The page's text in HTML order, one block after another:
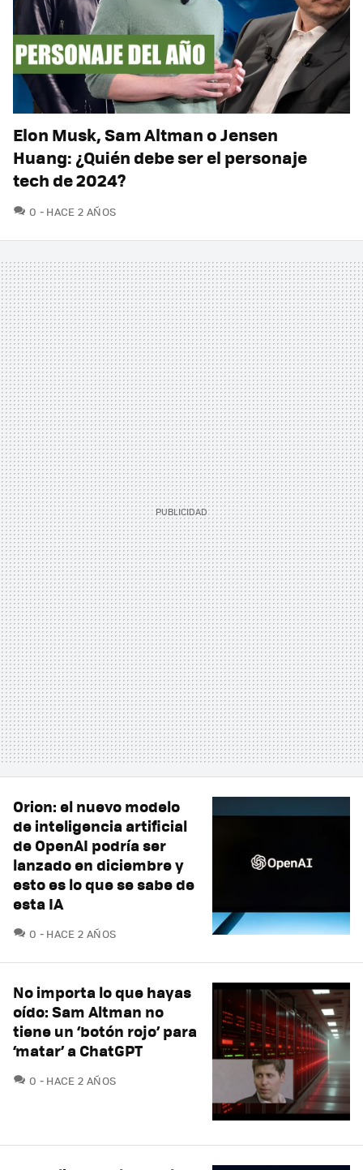
Elon Musk, Sam Altman o Jensen
Huang: ¿Quién debe ser el personaje
tech de 2024?
0 COMENTARIOS
HACE 2 AÑOS
Orion: el nuevo modelo
de inteligencia artificial
de OpenAI podría ser
lanzado en diciembre y
esto es lo que se sabe de
esta IA
0 COMENTARIOS
HACE 2 AÑOS
No importa lo que hayas
oído: Sam Altman no
tiene un ‘botón rojo’ para
‘matar’ a ChatGPT
0 COMENTARIOS
HACE 2 AÑOS